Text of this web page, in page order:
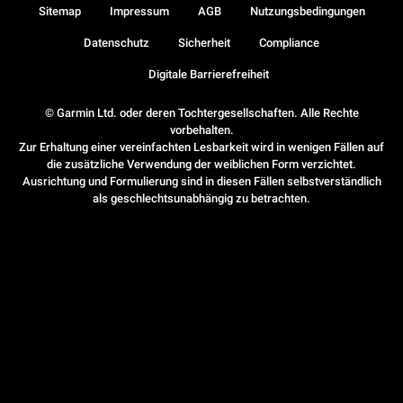
© Garmin Ltd. oder deren Tochtergesellschaften. Alle Rechte
vorbehalten.
Zur Erhaltung einer vereinfachten Lesbarkeit wird in wenigen Fällen auf
die zusätzliche Verwendung der weiblichen Form verzichtet.
Ausrichtung und Formulierung sind in diesen Fällen selbstverständlich
als geschlechtsunabhängig zu betrachten.
Sitemap Impressum AGB Nutzungsbedingungen
Datenschutz Sicherheit Compliance
Digitale Barrierefreiheit